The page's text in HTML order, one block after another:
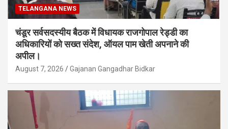
TELANGANA NEWS
चंडूर सर्वसदस्यीय बैठक में विधायक राजगोपाल रेड्डी का
अधिकारियों को सख्त संदेश, ऑयल पाम खेती अपनाने की
अपील।
August 7, 2026 Gajanan Gangadhar Bidkar